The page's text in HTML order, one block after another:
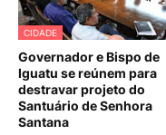
CIDADE
Governador e Bispo de
Iguatu se reúnem para
destravar projeto do
Santuário de Senhora
Santana